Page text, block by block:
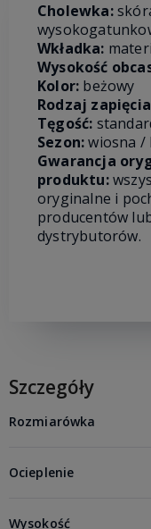
Cholewka:
Wkładka:
Wysokość
Kolor: beżowy
Rodzaj
Tęgość:
Sezon:wiosna /
Gwarancja
produktu:
oryginalne i
producentów
dystrybutorów.
Szczegóły
Rozmiarówka
Ocieplenie
Wysokość